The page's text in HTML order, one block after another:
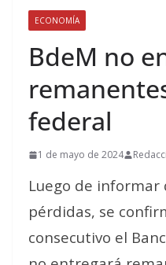
ECONOMÍA
BdeM no
federal
1 de mayo de 2024
Luego de informar
pérdidas, se
consecutivo el